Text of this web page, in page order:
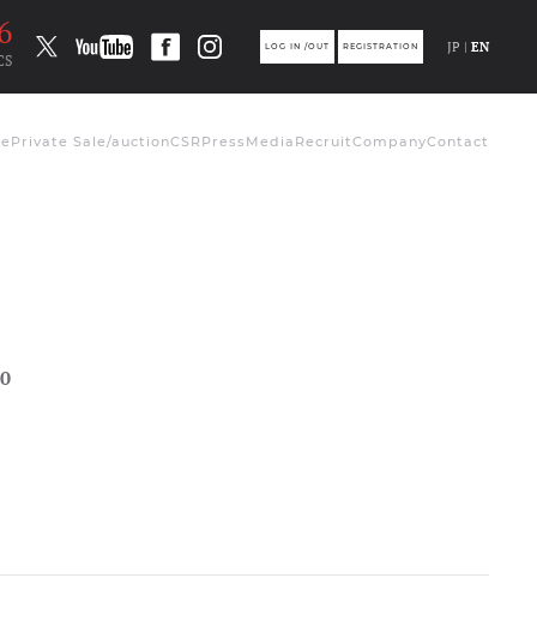
LOG IN /OUT REGISTRATION JP | EN
Private Sale/auctionCSRPress Media RecruitCompanyContact
0